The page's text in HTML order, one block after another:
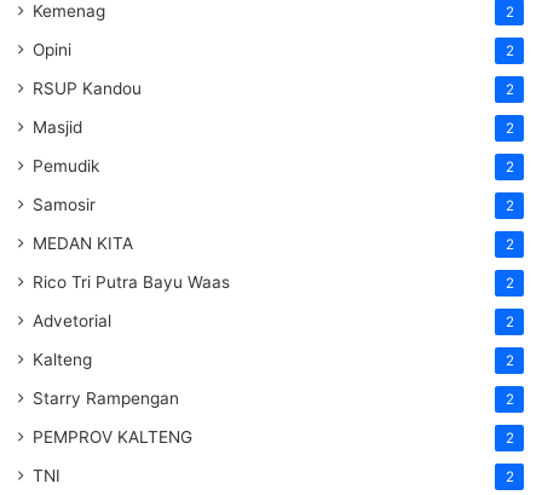
Kemenag 2
Opini 2
RSUP Kandou 2
Masjid 2
Pemudik 2
Samosir 2
MEDAN KITA 2
Rico Tri Putra Bayu Waas 2
Advetorial 2
Kalteng 2
Starry Rampengan 2
PEMPROV KALTENG 2
TNI 2